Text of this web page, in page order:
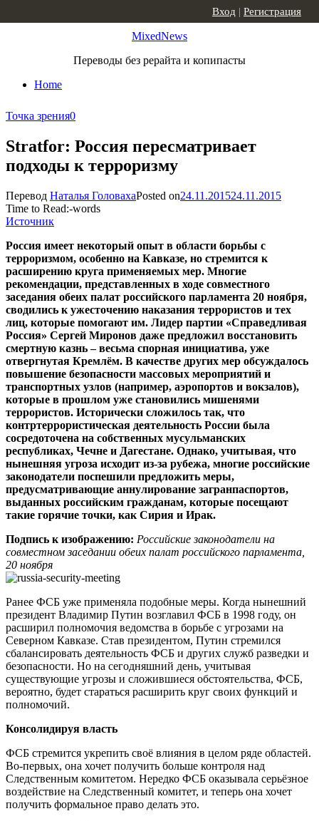
MixedNews
Переводы без рерайта и копипасты
Home
Вход | Регистрация
Точка зрения0
Stratfor: Россия пересматривает
подходы к терроризму
Перевод Наталья ГоловахаPosted on24.11.201524.11.2015
Time to Read:-words
Источник
Россия имеет некоторый опыт в области борьбы с
терроризмом, особенно на Кавказе, но стремится к
расширению круга применяемых мер. Многие
рекомендации, представленных в ходе совместного
заседания обеих палат российского парламента 20 ноября,
сводились к ужесточению наказания террористов и тех
лиц, которые помогают им. Лидер партии «Справедливая
Россия» Сергей Миронов даже предложил восстановить
смертную казнь – весьма спорная инициатива, уже
отвергнутая Кремлём. В качестве других мер обсуждалось
повышение безопасности массовых мероприятий и
транспортных узлов (например, аэропортов и вокзалов),
которые в прошлом уже становились мишенями
террористов. Исторически сложилось так, что
контртеррористическая деятельность России была
сосредоточена на собственных мусульманских
республиках, Чечне и Дагестане. Однако, учитывая, что
нынешняя угроза исходит из-за рубежа, многие российские
законодатели поспешили предложить меры,
предусматривающие аннулирование загранпаспортов,
выданных российским гражданам, которые посещают
такие горячие точки, как Сирия и Ирак.
Подпись к изображению: Российские законодатели на
совместном заседании обеих палат российского парламента,
20 ноября
Ранее ФСБ уже применяла подобные меры. Когда нынешний
президент Владимир Путин возглавил ФСБ в 1998 году, он
расширил полномочия ведомства в борьбе с угрозами на
Северном Кавказе. Став президентом, Путин стремился
сбалансировать деятельность ФСБ и других служб разведки и
безопасности. Но на сегодняшний день, учитывая
существующие угрозы и сложившиеся обстоятельства, ФСБ,
вероятно, будет стараться расширить круг своих функций и
полномочий.
Консолидируя власть
ФСБ стремится укрепить своё влияния в целом ряде областей.
Во-первых, она хочет получить больше контроля над
Следственным комитетом. Нередко ФСБ оказывала серьёзное
воздействие на Следственный комитет, и теперь она хочет
получить формальное право делать это.